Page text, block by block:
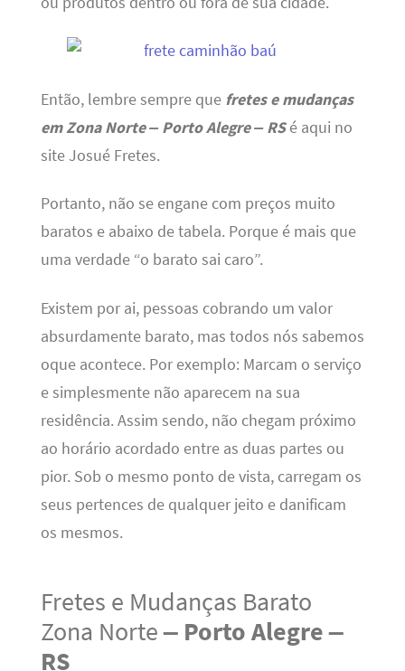
Então, lembre sempre que fretes e mudanças
em Zona Norte – Porto Alegre – RSé aqui no
site Josué Fretes.
Portanto, não se engane com preços muito
baratos e abaixo de tabela. Porque é mais que
uma verdade “o barato sai caro”.
Existem por ai, pessoas cobrando um valor
absurdamente barato, mas todos nós sabemos
oque acontece. Por exemplo: Marcam o serviço
e simplesmente não aparecem na sua
residência. Assim sendo, não chegam próximo
ao horário acordado entre as duas partes ou
pior. Sob o mesmo ponto de vista, carregam os
seus pertences de qualquer jeito e danificam
os mesmos.
Fretes e Mudanças Barato
Zona Norte– Porto Alegre –
RS